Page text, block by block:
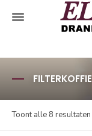
FILTERKOFFIE
Toont alle 8 resultaten